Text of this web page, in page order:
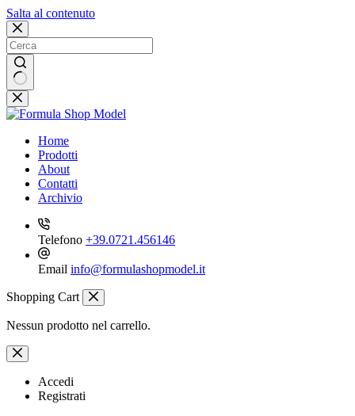
Salta al contenuto
Nessun
risultato
Home
Prodotti
About
Contatti
Archivio
Telefono +39.0721.456146
Email info@formulashopmodel.it
Shopping Cart
Nessun prodotto nel carrello.
Accedi
Registrati